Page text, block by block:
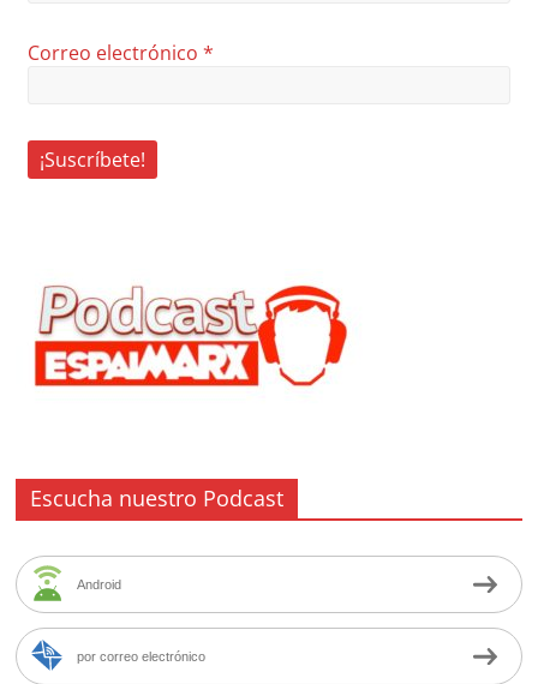
Correo electrónico*
Escucha nuestro Podcast
Android
por correo electrónico